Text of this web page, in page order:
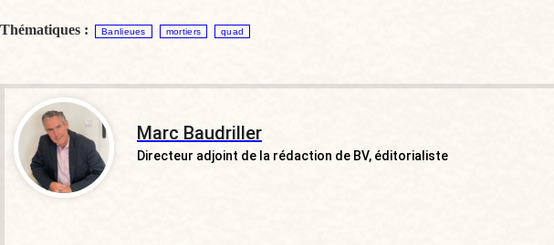
Thématiques : Banlieues mortiers quad
Marc Baudriller
Directeur adjoint de la rédaction de BV, éditorialiste